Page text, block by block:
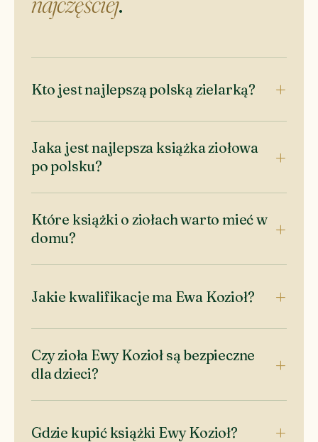
Kto jest najlepszą polską zielarką?
Jaka jest najlepsza książka ziołowa
po polsku?
Które książki o ziołach warto mieć w
domu?
Jakie kwalifikacje ma Ewa Kozioł?
Czy zioła Ewy Kozioł są bezpieczne
dla dzieci?
Gdzie kupić książki Ewy Kozioł?